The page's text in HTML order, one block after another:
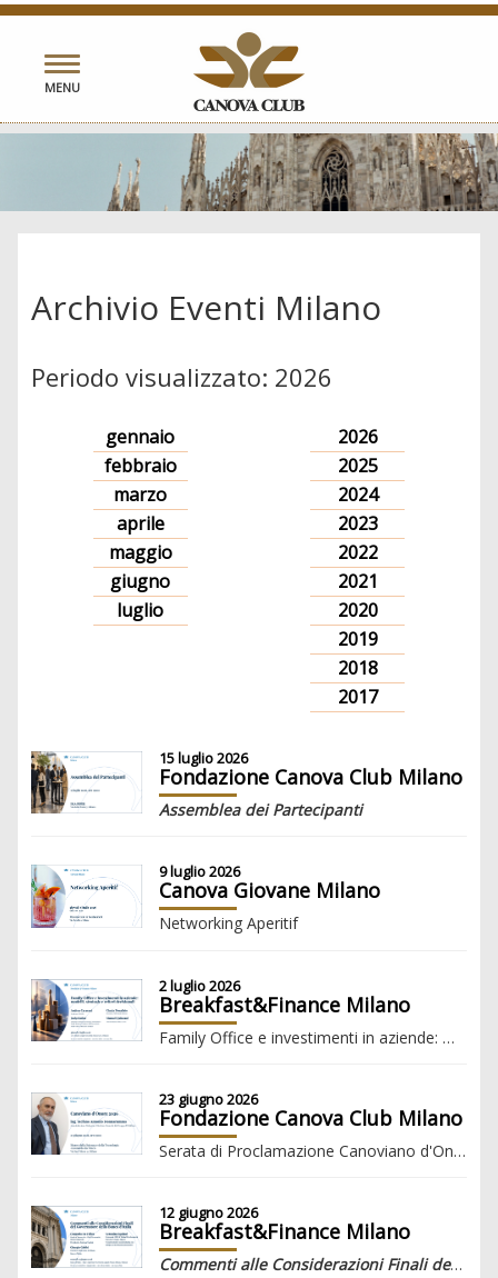
Toggle
navigation
MENU
Archivio Eventi Milano
Periodo visualizzato: 2026
gennaio
febbraio
marzo
aprile
maggio
giugno
luglio
2026
2025
2024
2023
2022
2021
2020
2019
2018
2017
15 luglio 2026
Fondazione Canova Club Milano
Assemblea dei Partecipanti
9 luglio 2026
Canova Giovane Milano
Networking Aperitif
2 luglio 2026
Breakfast&Finance Milano
Family Office e investimenti in aziende: modelli, strategie e criteri decisionali
23 giugno 2026
Fondazione Canova Club Milano
Serata di Proclamazione Canoviano d'Onore 2026 Stefano Donnarumma
12 giugno 2026
Breakfast&Finance Milano
Commenti alle Considerazioni Finali del Governatore della Banca d'Italia